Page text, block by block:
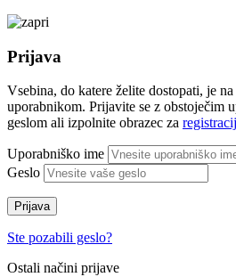
Prijava
Vsebina, do katere želite dostopati, je
uporabnikom. Prijavite se z obstoječim
geslom ali izpolnite obrazec za
Uporabniško ime
Geslo
Prijava
Ste pozabili geslo?
Ostali načini prijave